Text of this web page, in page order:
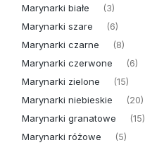
Marynarki białe (3)
Marynarki szare (6)
Marynarki czarne (8)
Marynarki czerwone (6)
Marynarki zielone (15)
Marynarki niebieskie (20)
Marynarki granatowe (15)
Marynarki różowe (5)